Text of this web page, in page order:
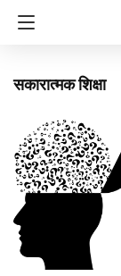
सकारात्मक शिक्षा